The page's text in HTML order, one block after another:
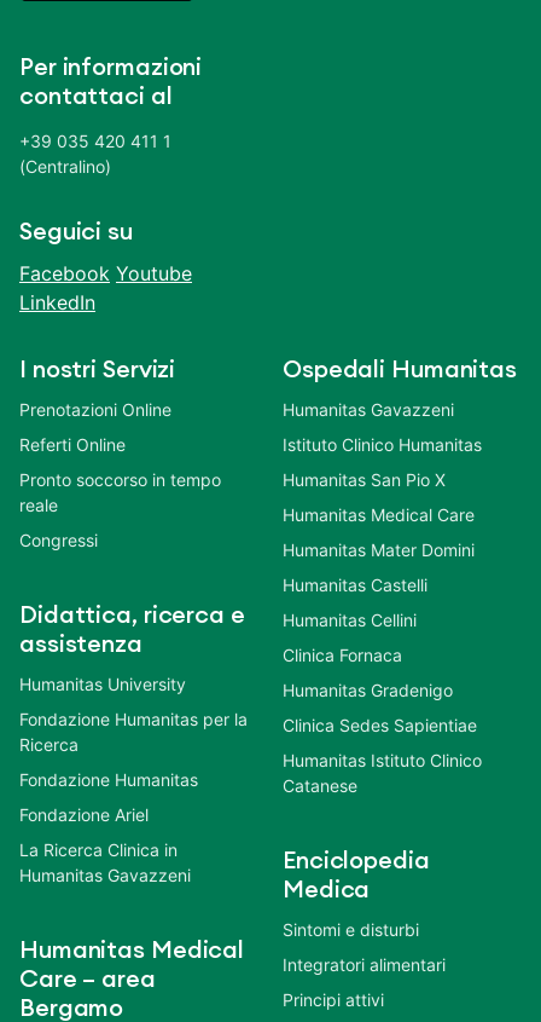
Per informazioni
contattaci al
+39 035 420 411 1
(Centralino)
Seguici su
Facebook Youtube
LinkedIn
I nostri Servizi
Prenotazioni Online
Referti Online
Pronto soccorso in tempo
reale
Congressi
Didattica, ricerca e
assistenza
Humanitas University
Fondazione Humanitas per la
Ricerca
Fondazione Humanitas
Fondazione Ariel
La Ricerca Clinica in
Humanitas Gavazzeni
Humanitas Medical
Care – area
Bergamo
Ospedali Humanitas
Humanitas Gavazzeni
Istituto Clinico Humanitas
Humanitas San Pio X
Humanitas Medical Care
Humanitas Mater Domini
Humanitas Castelli
Humanitas Cellini
Clinica Fornaca
Humanitas Gradenigo
Clinica Sedes Sapientiae
Humanitas Istituto Clinico
Catanese
Enciclopedia
Medica
Sintomi e disturbi
Integratori alimentari
Principi attivi